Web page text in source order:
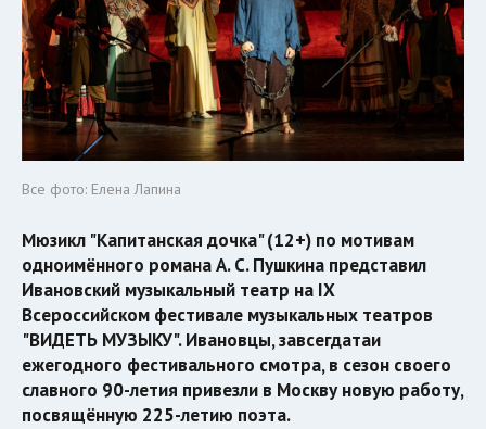
Все фото: Елена Лапина
Мюзикл "Капитанская дочка" (12+) по мотивам
одноимённого романа А. С. Пушкина представил
Ивановский музыкальный театр на IX
Всероссийском фестивале музыкальных театров
"ВИДЕТЬ МУЗЫКУ". Ивановцы, завсегдатаи
ежегодного фестивального смотра, в сезон своего
славного 90-летия привезли в Москву новую работу,
посвящённую 225-летию поэта.